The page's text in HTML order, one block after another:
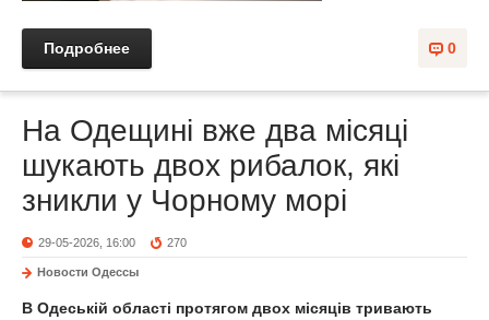
0
Подробнее
На Одещині вже два місяці
шукають двох рибалок, які
зникли у Чорному морі
29-05-2026, 16:00 270
Новости Одессы
В Одеській області протягом двох місяців тривають